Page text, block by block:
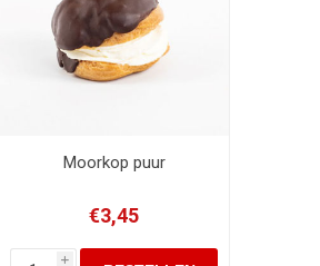
Moorkop puur
€3,45
i